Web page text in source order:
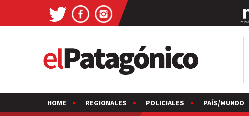
HOME REGIONALES POLICIALES PAÍS/MUNDO